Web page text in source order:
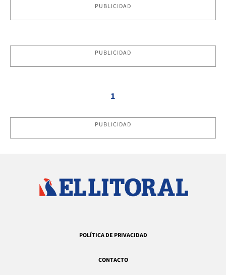
PUBLICIDAD
PUBLICIDAD
1
PUBLICIDAD
POLÍTICA DE PRIVACIDAD
CONTACTO